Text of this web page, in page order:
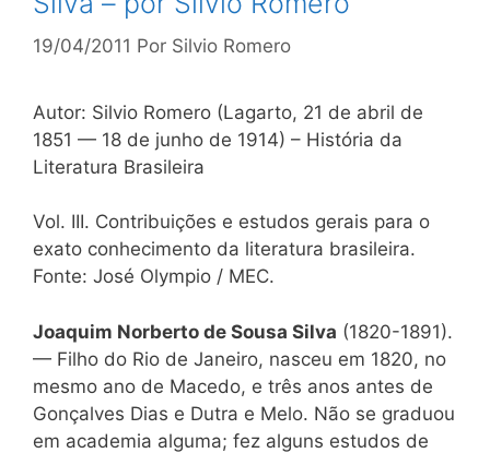
19/04/2011 Por Silvio Romero
Autor: Silvio Romero (Lagarto, 21 de abril de
1851 — 18 de junho de 1914) – História da
Literatura Brasileira
Vol. III. Contribuições e estudos gerais para o
exato conhecimento da literatura brasileira.
Fonte: José Olympio / MEC.
Joaquim Norberto de Sousa Silva (1820-1891).
— Filho do Rio de Janeiro, nasceu em 1820, no
mesmo ano de Macedo, e três anos antes de
Gonçalves Dias e Dutra e Melo. Não se graduou
em academia alguma; fez alguns estudos de